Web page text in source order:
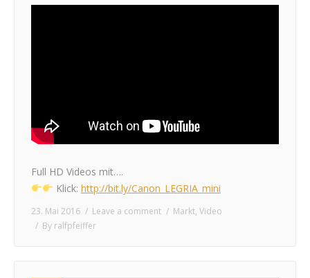
Full HD Videos mit….
Klick: http://bit.ly/Canon_LEGRIA_mini
23. Mai 2016 Leave a comment Markt, Video
By ralfpfeiffer